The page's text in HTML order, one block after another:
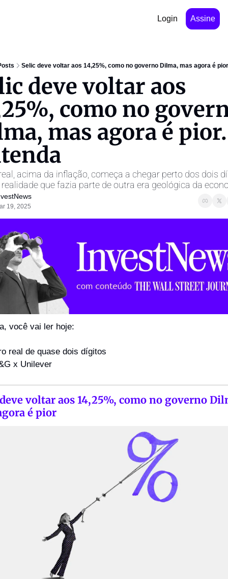
Login Assine
Selic deve voltar aos 14,25%, como no governo Dilma, mas agora é
deve voltar aos
como no
mas agora é pior.
acima da inflação, começa a chegar perto dos dois
que fazia parte de outra era geológica da
ㅤ
19, 2025
você vai ler hoje:
real de quase dois dígitos
x Unilever
voltar aos 14,25%, como no governo
é pior